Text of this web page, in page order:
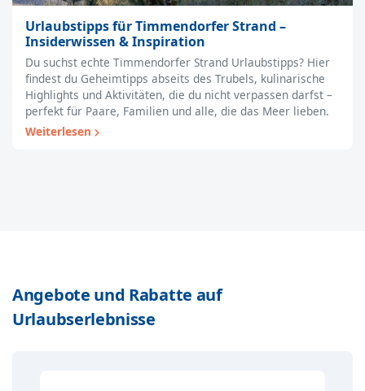
Urlaubstipps für Timmendorfer Strand –
Insiderwissen & Inspiration
Du suchst echte Timmendorfer Strand Urlaubstipps? Hier
findest du Geheimtipps abseits des Trubels, kulinarische
Highlights und Aktivitäten, die du nicht verpassen darfst –
perfekt für Paare, Familien und alle, die das Meer lieben.
Weiterlesen
Angebote und Rabatte auf
Urlaubserlebnisse